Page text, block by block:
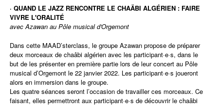
· QUAND LE JAZZ RENCONTRE LE CHAÄBI ALGÉRIEN : FAIRE
VIVRE L'ORALITÉ
avec Azawan au Pôle musical d'Orgemont
Dans cette MAAD’sterclass, le groupe Azawan propose de préparer
deux morceaux de chaâbi algérien avec les participant·e·s, dans le
but de les présenter en première partie lors de leur concert au Pôle
musical d’Orgemont le 22 janvier 2022. Les participant·e·s joueront
alors en immersion dans le groupe.
Les quatre séances seront l’occasion de travailler ces morceaux. Ce
faisant, elles permettront aux participant·e·s de découvrir le chaâbi